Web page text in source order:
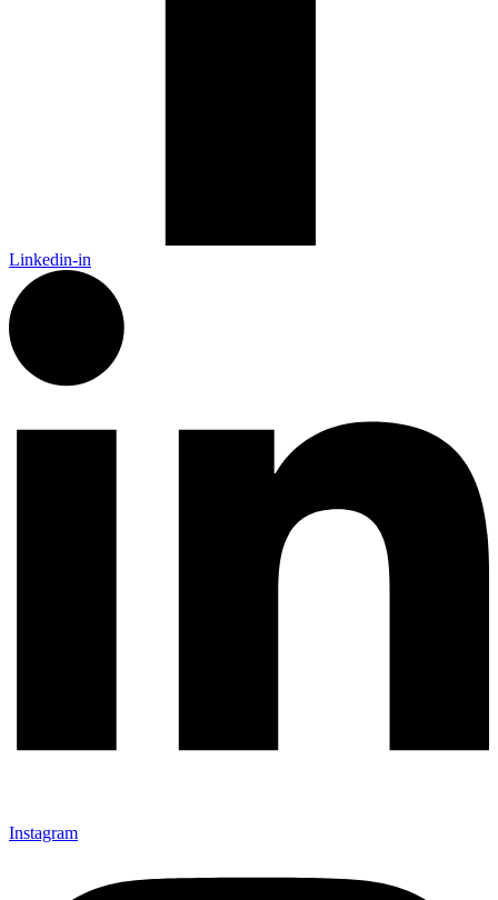
Linkedin-in
Instagram